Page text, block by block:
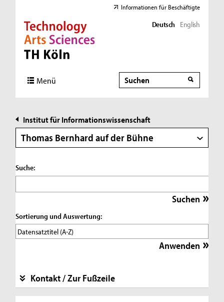
Direkt zur Hauptnavigation
Direkt zur Subnavigation
Direkt zum Inhalt
Direkt zum Fußbereich
Informationen für Beschäftigte
Deutsch English
Menü Suche
Suche
Institut für Informationswissenschaft
Thomas Bernhard auf der Bühne
Suche:
Sortierung und Auswertung:
Kontakt / Zur Fußzeile